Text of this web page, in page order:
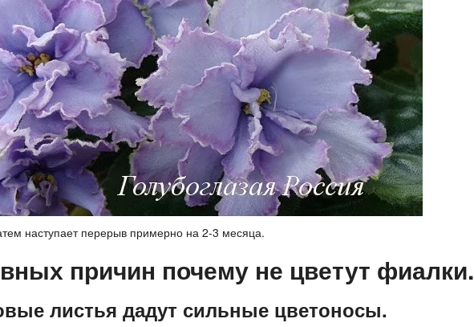
наступает перерыв примерно на 2-3 месяца.
причин почему не цветут фиалки.
листья дадут сильные цветоносы.